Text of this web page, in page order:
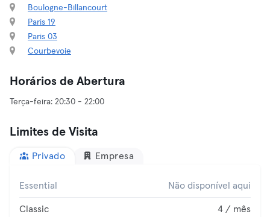
Boulogne-Billancourt
Paris 19
Paris 03
Courbevoie
Horários de Abertura
Limites de Visita
Privado Empresa
Essential Não disponível aqui
Classic 4 / mês